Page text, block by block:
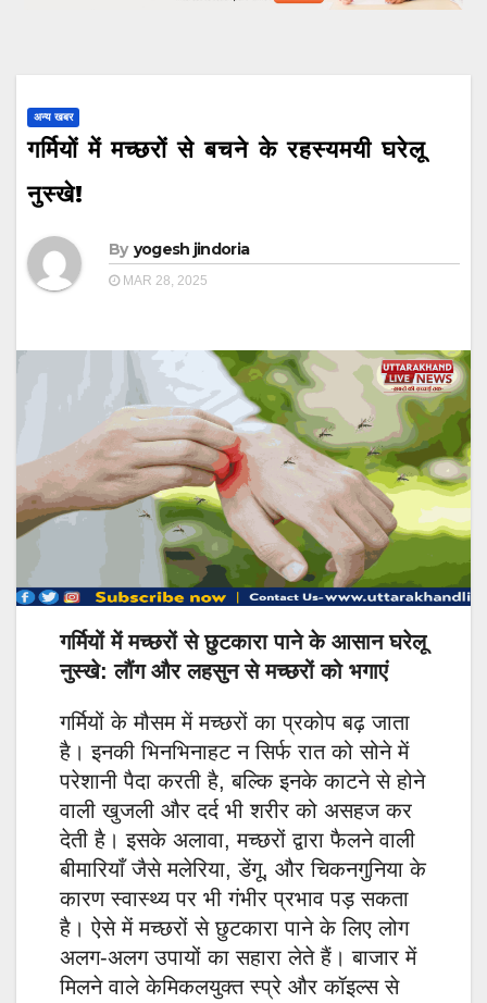
अन्य खबर
गर्मियों में मच्छरों से बचने के रहस्यमयी घरेलू
नुस्खे!
By yogesh jindoria
MAR 28, 2025
गर्मियों में मच्छरों से छुटकारा पाने के आसान घरेलू
नुस्खे: लौंग और लहसुन से मच्छरों को भगाएं
गर्मियों के मौसम में मच्छरों का प्रकोप बढ़ जाता
है। इनकी भिनभिनाहट न सिर्फ रात को सोने में
परेशानी पैदा करती है, बल्कि इनके काटने से होने
वाली खुजली और दर्द भी शरीर को असहज कर
देती है। इसके अलावा, मच्छरों द्वारा फैलने वाली
बीमारियाँ जैसे मलेरिया, डेंगू, और चिकनगुनिया के
कारण स्वास्थ्य पर भी गंभीर प्रभाव पड़ सकता
है। ऐसे में मच्छरों से छुटकारा पाने के लिए लोग
अलग-अलग उपायों का सहारा लेते हैं। बाजार में
मिलने वाले केमिकलयुक्त स्प्रे और कॉइल्स से